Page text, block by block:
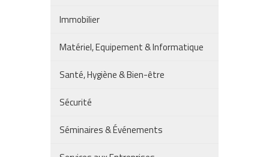
Immobilier
Matériel, Equipement & Informatique
Santé, Hygiène & Bien-être
Sécurité
Séminaires & Événements